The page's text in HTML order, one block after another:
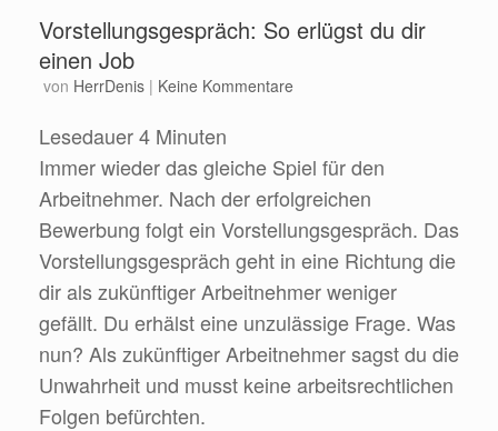
Vorstellungsgespräch: So erlügst du dir
einen Job
von HerrDenis | Keine Kommentare
Lesedauer4 Minuten
Immer wieder das gleiche Spiel für den
Arbeitnehmer. Nach der erfolgreichen
Bewerbung folgt ein Vorstellungsgespräch. Das
Vorstellungsgespräch geht in eine Richtung die
dir als zukünftiger Arbeitnehmer weniger
gefällt. Du erhälst eine unzulässige Frage. Was
nun? Als zukünftiger Arbeitnehmer sagst du die
Unwahrheit und musst keine arbeitsrechtlichen
Folgen befürchten.